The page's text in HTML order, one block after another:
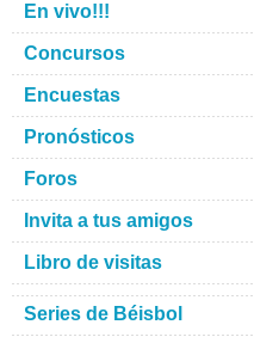
En vivo!!!
Concursos
Encuestas
Pronósticos
Foros
Invita a tus amigos
Libro de visitas
Series de Béisbol